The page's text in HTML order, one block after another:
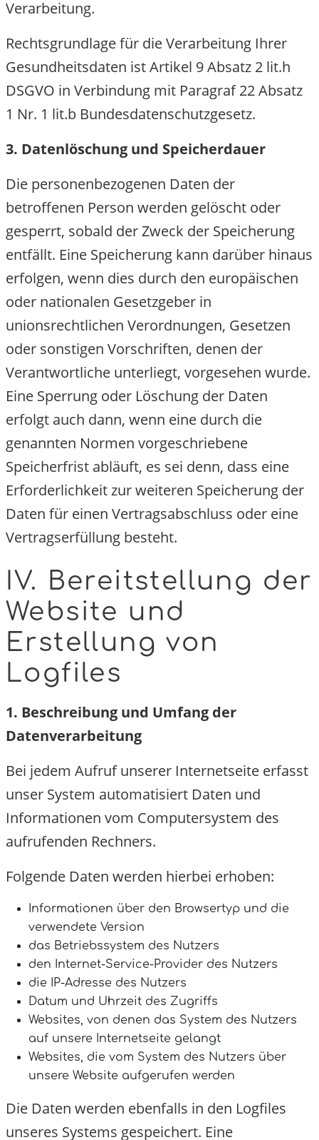
Verarbeitung.
Rechtsgrundlage für die Verarbeitung Ihrer
Gesundheitsdaten ist Artikel 9 Absatz 2 lit.h
DSGVO in Verbindung mit Paragraf 22 Absatz
1 Nr. 1 lit.b Bundesdatenschutzgesetz.
3. Datenlöschung und Speicherdauer
Die personenbezogenen Daten der
betroffenen Person werden gelöscht oder
gesperrt, sobald der Zweck der Speicherung
entfällt. Eine Speicherung kann darüber
erfolgen, wenn dies durch den europäischen
oder nationalen Gesetzgeber in
unionsrechtlichen Verordnungen, Gesetzen
oder sonstigen Vorschriften, denen der
Verantwortliche unterliegt, vorgesehen
Eine Sperrung oder Löschung der Daten
erfolgt auch dann, wenn eine durch die
genannten Normen vorgeschriebene
Speicherfrist abläuft, es sei denn, dass eine
Erforderlichkeit zur weiteren Speicherung der
Daten für einen Vertragsabschluss oder eine
Vertragserfüllung besteht.
IV. Bereitstellung
Website und
Erstellung von
Logfiles
1. Beschreibung und Umfang der
Datenverarbeitung
Bei jedem Aufruf unserer Internetseite erfasst
unser System automatisiert Daten und
Informationen vom Computersystem des
aufrufenden Rechners.
Folgende Daten werden hierbei erhoben:
Informationen über den Browsertyp und die
verwendete Version
das Betriebssystem des Nutzers
den Internet-Service-Provider des Nutzers
die IP-Adresse des Nutzers
Datum und Uhrzeit des Zugriffs
Websites, von denen das System des Nutzers
auf unsere Internetseite gelangt
Websites, die vom System des Nutzers über
unsere Website aufgerufen werden
Die Daten werden ebenfalls in den Logfiles
unseres Systems gespeichert. Eine